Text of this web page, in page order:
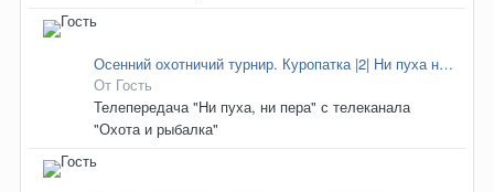
Осенний охотничий турнир. Куропатка |2| Ни пуха ни пера
От Гость
Телепередача "Ни пуха, ни пера" с телеканала
"Охота и рыбалка"